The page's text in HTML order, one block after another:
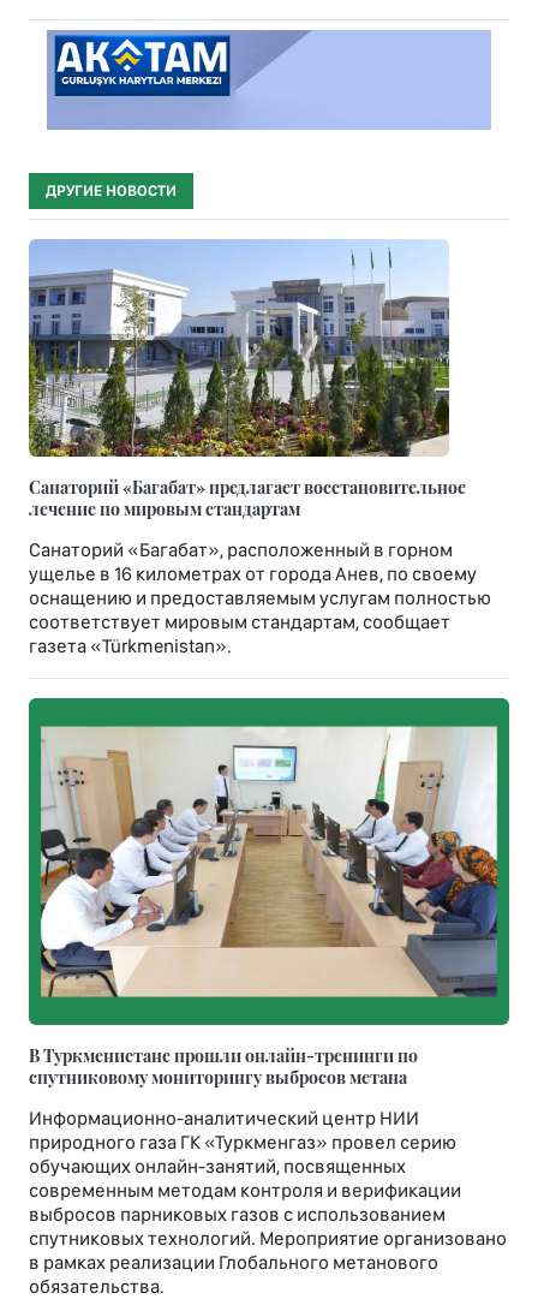
ДРУГИЕ НОВОСТИ
Санаторий «Багабат» предлагает восстановительное
лечение по мировым стандартам
Санаторий «Багабат», расположенный в горном
ущелье в 16 километрах от города Анев, по своему
оснащению и предоставляемым услугам полностью
соответствует мировым стандартам, сообщает
газета «Türkmenistan».
В Туркменистане прошли онлайн-тренинги по
спутниковому мониторингу выбросов метана
Информационно-аналитический центр НИИ
природного газа ГК «Туркменгаз» провел серию
обучающих онлайн-занятий, посвященных
современным методам контроля и верификации
выбросов парниковых газов с использованием
спутниковых технологий. Мероприятие организовано
в рамках реализации Глобального метанового
обязательства.